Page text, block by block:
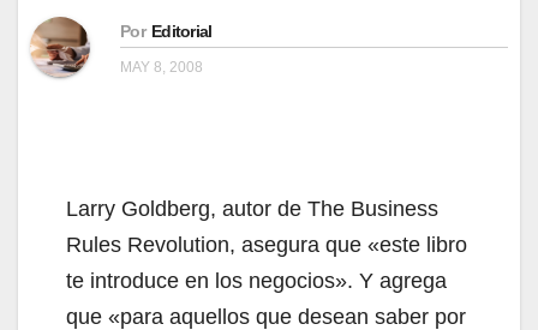
Por Editorial
MAY 8, 2008
Larry Goldberg, autor de The Business
Rules Revolution, asegura que «este libro
te introduce en los negocios». Y agrega
que «para aquellos que desean saber por